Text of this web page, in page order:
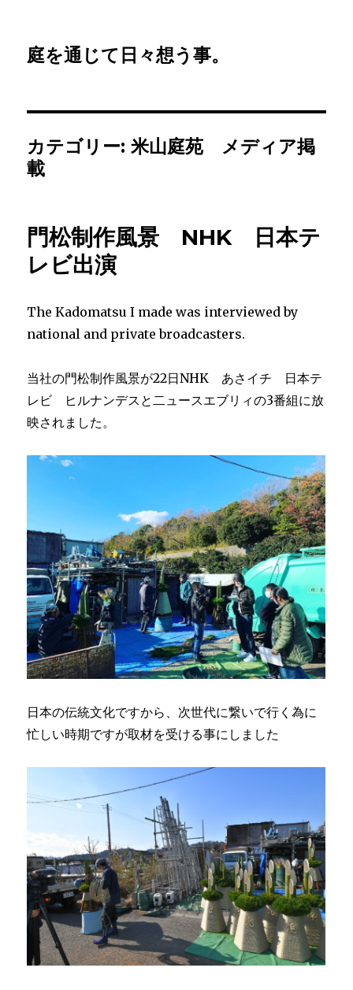
庭を通じて日々想う事。
カテゴリー: 米山庭苑 メディア掲
載
門松制作風景 NHK 日本テ
レビ出演
The Kadomatsu I made was interviewed by
national and private broadcasters.
当社の門松制作風景が22日NHK あさイチ 日本テ
レビ ヒルナンデスと二ュースエブリィの3番組に放
映されました。
日本の伝統文化ですから、次世代に繋いで行く為に
忙しい時期ですが取材を受ける事にしました